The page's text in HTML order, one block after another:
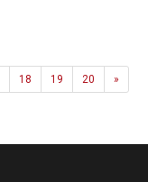
18 19 20 »Next